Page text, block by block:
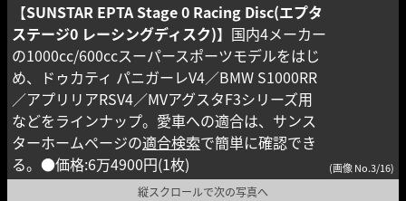
【SUNSTAR EPTA Stage 0 Racing Disc(エプタ
ステージ0 レーシングディスク)】国内4メーカー
の1000cc/600ccスーパースポーツモデルをはじ
め、ドゥカティ パニガーレV4／BMW S1000RR
／アプリリアRSV4／MVアグスタF3シリーズ用
などをラインナップ。愛車への適合は、サンス
ターホームページの適合検索で簡単に確認でき
る。●価格:6万4900円(1枚)
(画像 No.3/16)
縦スクロールで次の写真へ